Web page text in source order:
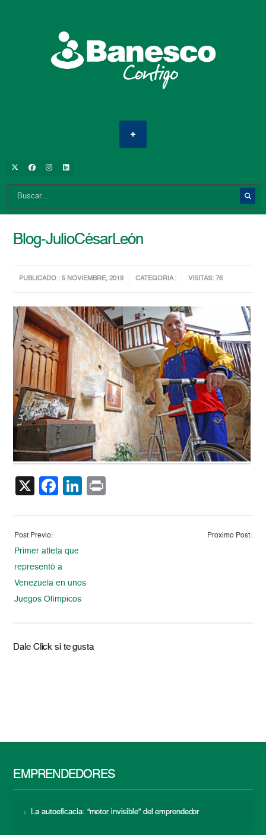
Blog-JulioCésarLeón
PUBLICADO : 5 NOVIEMBRE, 2019 CATEGORIA : VISITAS: 76
X Facebook
LinkedIn
Post Previo:
Primer atleta que
representó a
Venezuela en unos
Juegos Olímpicos
Proximo Post:
Dale Click si te gusta
EMPRENDEDORES
La autoeficacia: “motor invisible” del emprendedor